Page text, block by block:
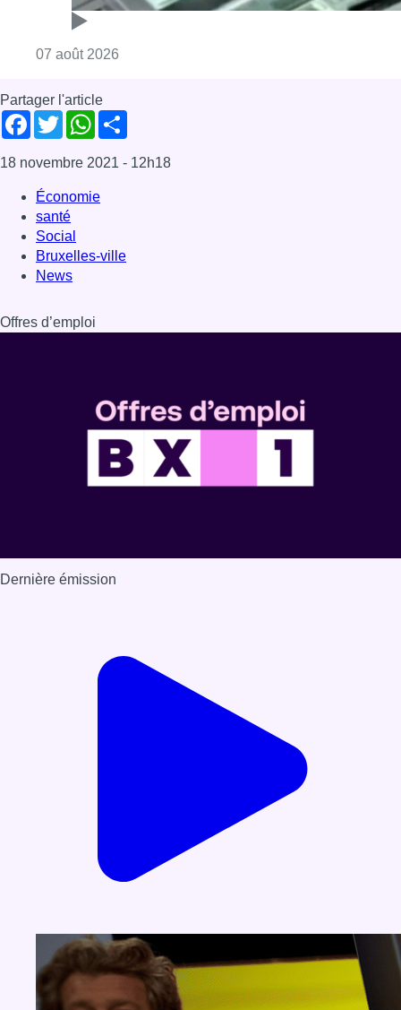
07 août 2026
Partager l'article
Facebook
TwitterWhatsApp
18 novembre 2021 - 12h18
Économie
santé
Social
Bruxelles-ville
News
Offres d’emploi
Dernière émission